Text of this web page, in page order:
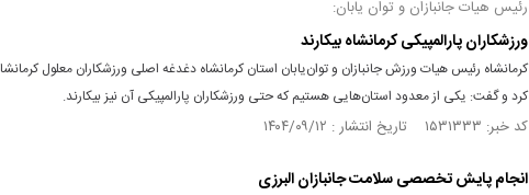
رئیس هیات جانبازان و توان یابان:
ورزشکاران پارالمپیکی کرمانشاه بیکارند
کرمانشاه رئیس هیات ورزش جانبازان و توان‌یابان استان کرمانشاه دغدغه اصلی ورزشکاران معلول
کرد و گفت: یکی از معدود استان‌هایی هستیم که حتی ورزشکاران پارالمپیکی آن نیز بیکارند.
کد خبر: ۱۵۳۱۳۳۳ تاریخ انتشار : ۱۴۰۴/۰۹/۱۲
انجام پایش تخصصی سلامت جانبازان البرزی